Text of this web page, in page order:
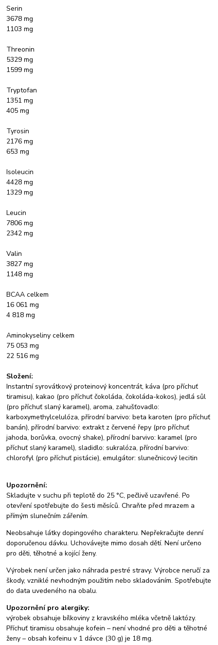
Serin
3678 mg
1103 mg
Threonin
5329 mg
1599 mg
Tryptofan
1351 mg
405 mg
Tyrosin
2176 mg
653 mg
Isoleucin
4428 mg
1329 mg
Leucin
7806 mg
2342 mg
Valin
3827 mg
1148 mg
BCAA celkem
16 061 mg
4 818 mg
Aminokyseliny celkem
75 053 mg
22 516 mg
Složení:
Instantní syrovátkový proteinový koncentrát, káva (pro příchuť
tiramisu), kakao (pro příchuť čokoláda, čokoláda-kokos), jedlá sůl
(pro příchuť slaný karamel), aroma, zahušťovadlo:
karboxymethylcelulóza, přírodní barvivo: beta karoten (pro příchuť
banán), přírodní barvivo: extrakt z červené řepy (pro příchuť
jahoda, borůvka, ovocný shake), přírodní barvivo: karamel (pro
příchuť slaný karamel), sladidlo: sukralóza, přírodní barvivo:
chlorofyl (pro příchuť pistácie), emulgátor: slunečnicový lecitin
Upozornění:
Skladujte v suchu při teplotě do 25 °C, pečlivě uzavřené. Po
otevření spotřebujte do šesti měsíců. Chraňte před mrazem a
přímým slunečním zářením.
Neobsahuje látky dopingového charakteru. Nepřekračujte denní
doporučenou dávku. Uchovávejte mimo dosah dětí. Není určeno
pro děti, těhotné a kojící ženy.
Výrobek není určen jako náhrada pestré stravy. Výrobce neručí za
škody, vzniklé nevhodným použitím nebo skladováním. Spotřebujte
do data uvedeného na obalu.
Upozornění pro alergiky:
výrobek obsahuje bílkoviny z kravského mléka včetně laktózy.
Příchuť tiramisu obsahuje kofein – není vhodné pro děti a těhotné
ženy – obsah kofeinu v 1 dávce (30 g) je 18 mg.